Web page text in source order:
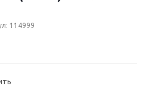
114999